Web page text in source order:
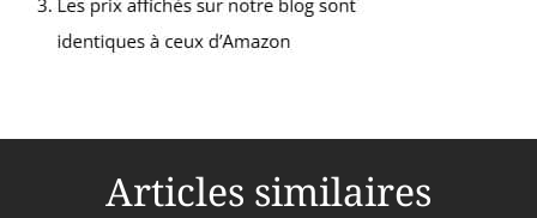
Articles similaires